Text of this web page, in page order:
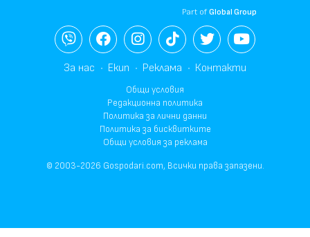
Part ofGlobal Group
За нас Екип Реклама Контакти
Общи условия
Редакционна политика
Политика за лични данни
Политика за бисквитките
Общи условия за реклама
© 2003-2026 Gospodari.com, Всички права запазени.